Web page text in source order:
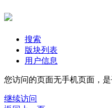
搜索
版块列表
用户信息
您访问的页面无手机页面，
继续访问